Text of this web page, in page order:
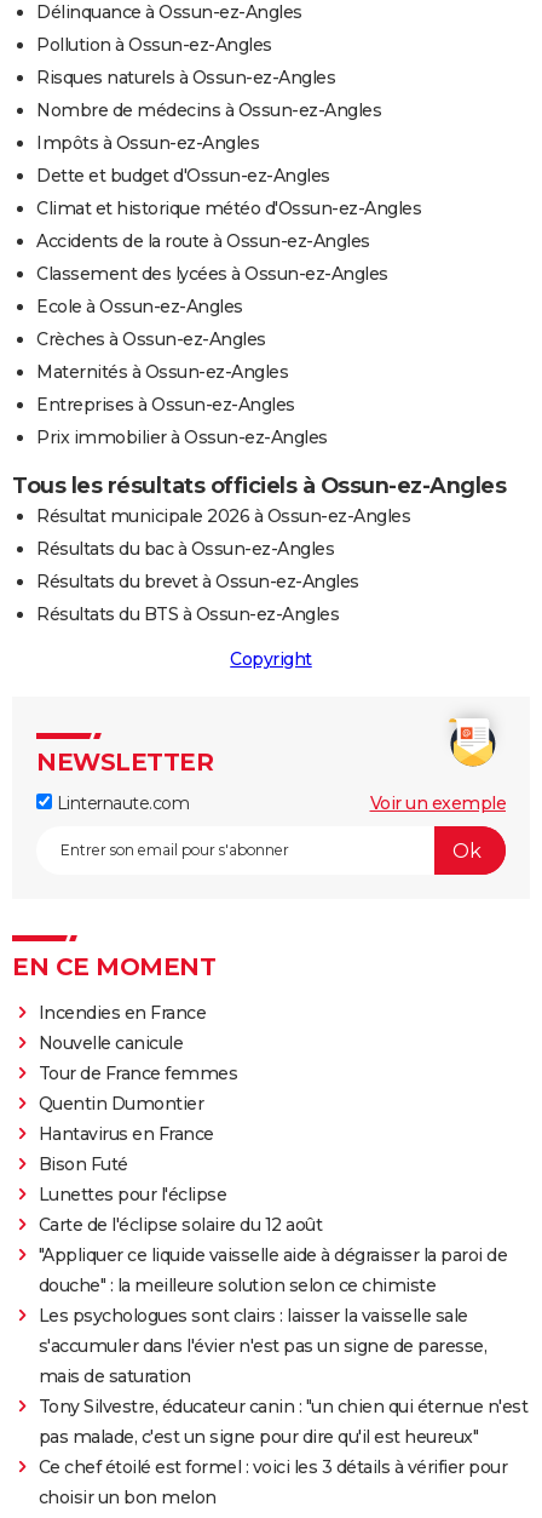
Délinquance à Ossun-ez-Angles
Pollution à Ossun-ez-Angles
Risques naturels à Ossun-ez-Angles
Nombre de médecins à Ossun-ez-Angles
Impôts à Ossun-ez-Angles
Dette et budget d'Ossun-ez-Angles
Climat et historique météo d'Ossun-ez-Angles
Accidents de la route à Ossun-ez-Angles
Classement des lycées à Ossun-ez-Angles
Ecole à Ossun-ez-Angles
Crèches à Ossun-ez-Angles
Maternités à Ossun-ez-Angles
Entreprises à Ossun-ez-Angles
Prix immobilier à Ossun-ez-Angles
Tous les résultats officiels à Ossun-ez-Angles
Résultat municipale 2026 à Ossun-ez-Angles
Résultats du bac à Ossun-ez-Angles
Résultats du brevet à Ossun-ez-Angles
Résultats du BTS à Ossun-ez-Angles
Copyright
NEWSLETTER
Linternaute.com Voir un exemple
EN CE MOMENT
Incendies en France
Nouvelle canicule
Tour de France femmes
Quentin Dumontier
Hantavirus en France
Bison Futé
Lunettes pour l'éclipse
Carte de l'éclipse solaire du 12 août
"Appliquer ce liquide vaisselle aide à dégraisser la paroi de
douche" : la meilleure solution selon ce chimiste
Les psychologues sont clairs : laisser la vaisselle sale
s'accumuler dans l'évier n'est pas un signe de paresse,
mais de saturation
Tony Silvestre, éducateur canin : "un chien qui éternue n'est
pas malade, c'est un signe pour dire qu'il est heureux"
Ce chef étoilé est formel : voici les 3 détails à vérifier pour
choisir un bon melon